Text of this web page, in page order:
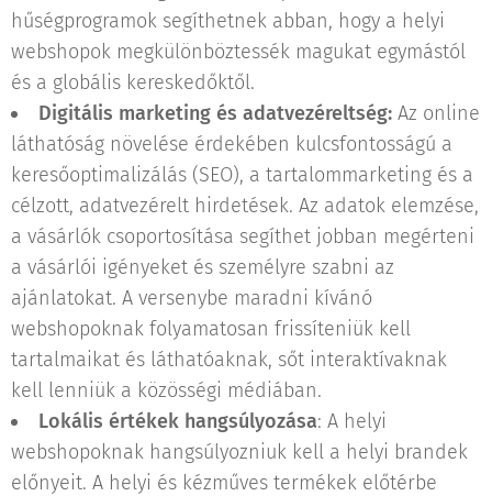
hűségprogramok segíthetnek abban, hogy a helyi
webshopok megkülönböztessék magukat egymástól
és a globális kereskedőktől.
Digitális marketing és adatvezéreltség: Az online
láthatóság növelése érdekében kulcsfontosságú a
keresőoptimalizálás (SEO), a tartalommarketing és a
célzott, adatvezérelt hirdetések. Az adatok elemzése,
a vásárlók csoportosítása segíthet jobban megérteni
a vásárlói igényeket és személyre szabni az
ajánlatokat. A versenybe maradni kívánó
webshopoknak folyamatosan frissíteniük kell
tartalmaikat és láthatóaknak, sőt interaktívaknak
kell lenniük a közösségi médiában.
Lokális értékek hangsúlyozása: A helyi
webshopoknak hangsúlyozniuk kell a helyi brandek
előnyeit. A helyi és kézműves termékek előtérbe